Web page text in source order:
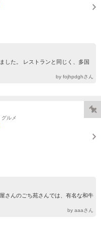
した。 レストランと同じく、多国
by fojhpdghさん
ルメ
さんのごち苑さんでは、有名な和牛
by aaaさん